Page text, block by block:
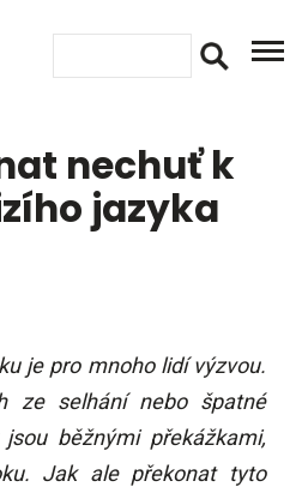
nechuť k
jazyka
je pro mnoho lidí výzvou.
ze selhání nebo špatné
běžnými překážkami,
Jak ale překonat tyto